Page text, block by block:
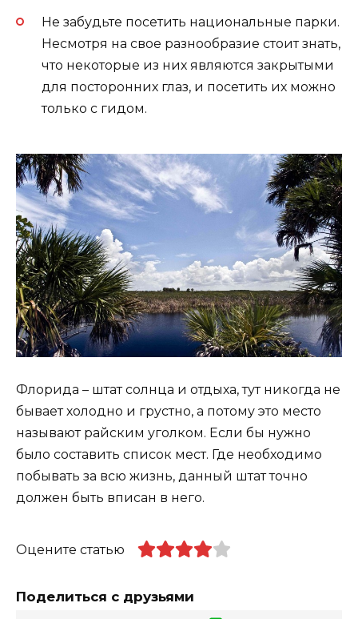
Не забудьте посетить национальные парки.
Несмотря на свое разнообразие стоит знать,
что некоторые из них являются закрытыми
для посторонних глаз, и посетить их можно
только с гидом.
Флорида – штат солнца и отдыха, тут никогда не
бывает холодно и грустно, а потому это место
называют райским уголком. Если бы нужно
было составить список мест. Где необходимо
побывать за всю жизнь, данный штат точно
должен быть вписан в него.
Оцените статью
Поделиться с друзьями